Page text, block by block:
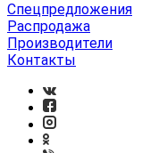
Спецпредложения
Распродажа
Производители
Контакты